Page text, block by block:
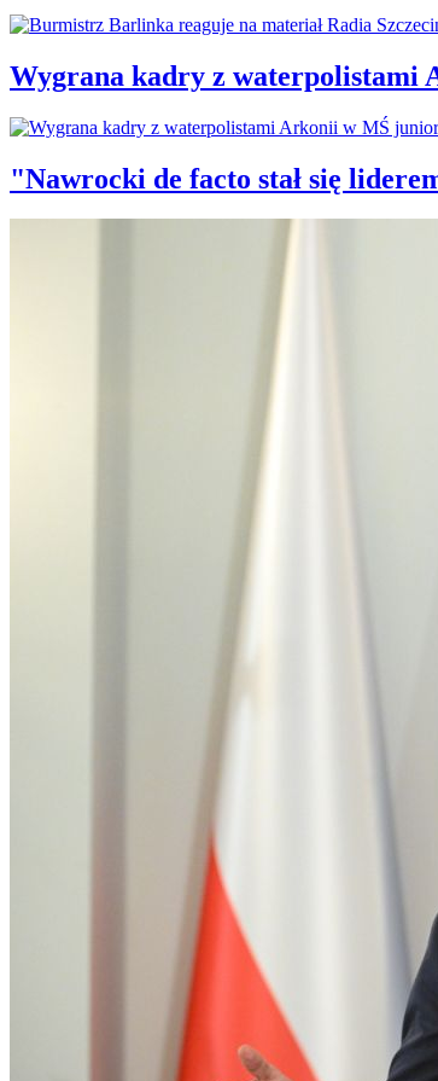
Wygrana kadry z
"Nawrocki de facto stał się